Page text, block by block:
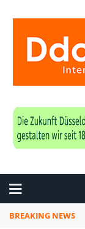
BREAKING NEWS